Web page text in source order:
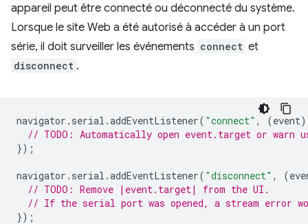
appareil peut être connecté ou déconnecté du système.
Lorsque le site Web a été autorisé à accéder à un port
série, il doit surveiller les événements connect et
disconnect .
navigator . serial .addEventListener( "connect" , (event)
// TODO: Automatically open event.target or
});
navigator . serial .addEventListener( "disconnect" , (
// TODO: Remove |event.target| from the UI.
// If the serial port was opened, a stream error
});